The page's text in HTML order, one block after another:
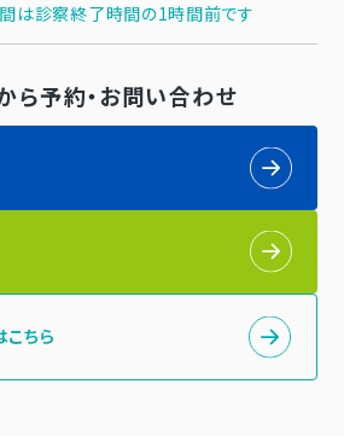
は診察終了時間の1時間前です
ら予約・お問い合わせ
ちら